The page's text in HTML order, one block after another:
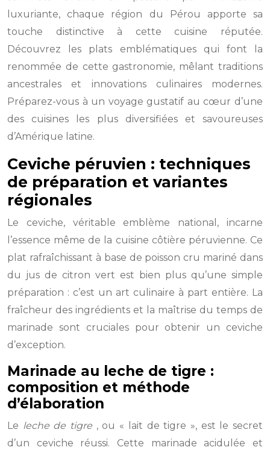
luxuriante, chaque région du Pérou apporte sa
touche distinctive à cette cuisine réputée.
Découvrez les plats emblématiques qui font la
renommée de cette gastronomie, mêlant traditions
ancestrales et innovations culinaires modernes.
Préparez-vous à un voyage gustatif au cœur d’une
des cuisines les plus diversifiées et savoureuses
d’Amérique latine.
Ceviche péruvien : techniques
de préparation et variantes
régionales
Le ceviche, véritable emblème national, incarne
l’essence même de la cuisine côtière péruvienne. Ce
plat rafraîchissant à base de poisson cru mariné dans
du jus de citron vert est bien plus qu’une simple
préparation : c’est un art culinaire à part entière. La
fraîcheur des ingrédients et la maîtrise du temps de
marinade sont cruciales pour obtenir un ceviche
d’exception.
Marinade au leche de tigre :
composition et méthode
d’élaboration
Le leche de tigre , ou « lait de tigre », est le secret
d’un ceviche réussi. Cette marinade acidulée et